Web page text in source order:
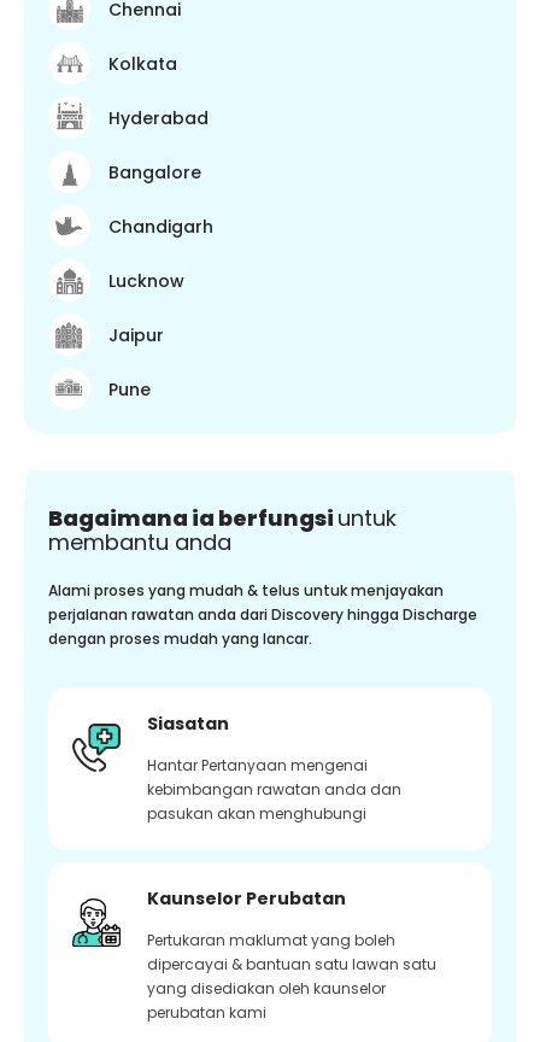
Chennai
Kolkata
Hyderabad
Bangalore
Chandigarh
Lucknow
Jaipur
Pune
Bagaimana ia berfungsi untuk
membantu anda
Alami proses yang mudah & telus untuk menjayakan
perjalanan rawatan anda dari Discovery hingga Discharge
dengan proses mudah yang lancar.
Siasatan
Hantar Pertanyaan mengenai
kebimbangan rawatan anda dan
pasukan akan menghubungi
Kaunselor Perubatan
Pertukaran maklumat yang boleh
dipercayai & bantuan satu lawan satu
yang disediakan oleh kaunselor
perubatan kami